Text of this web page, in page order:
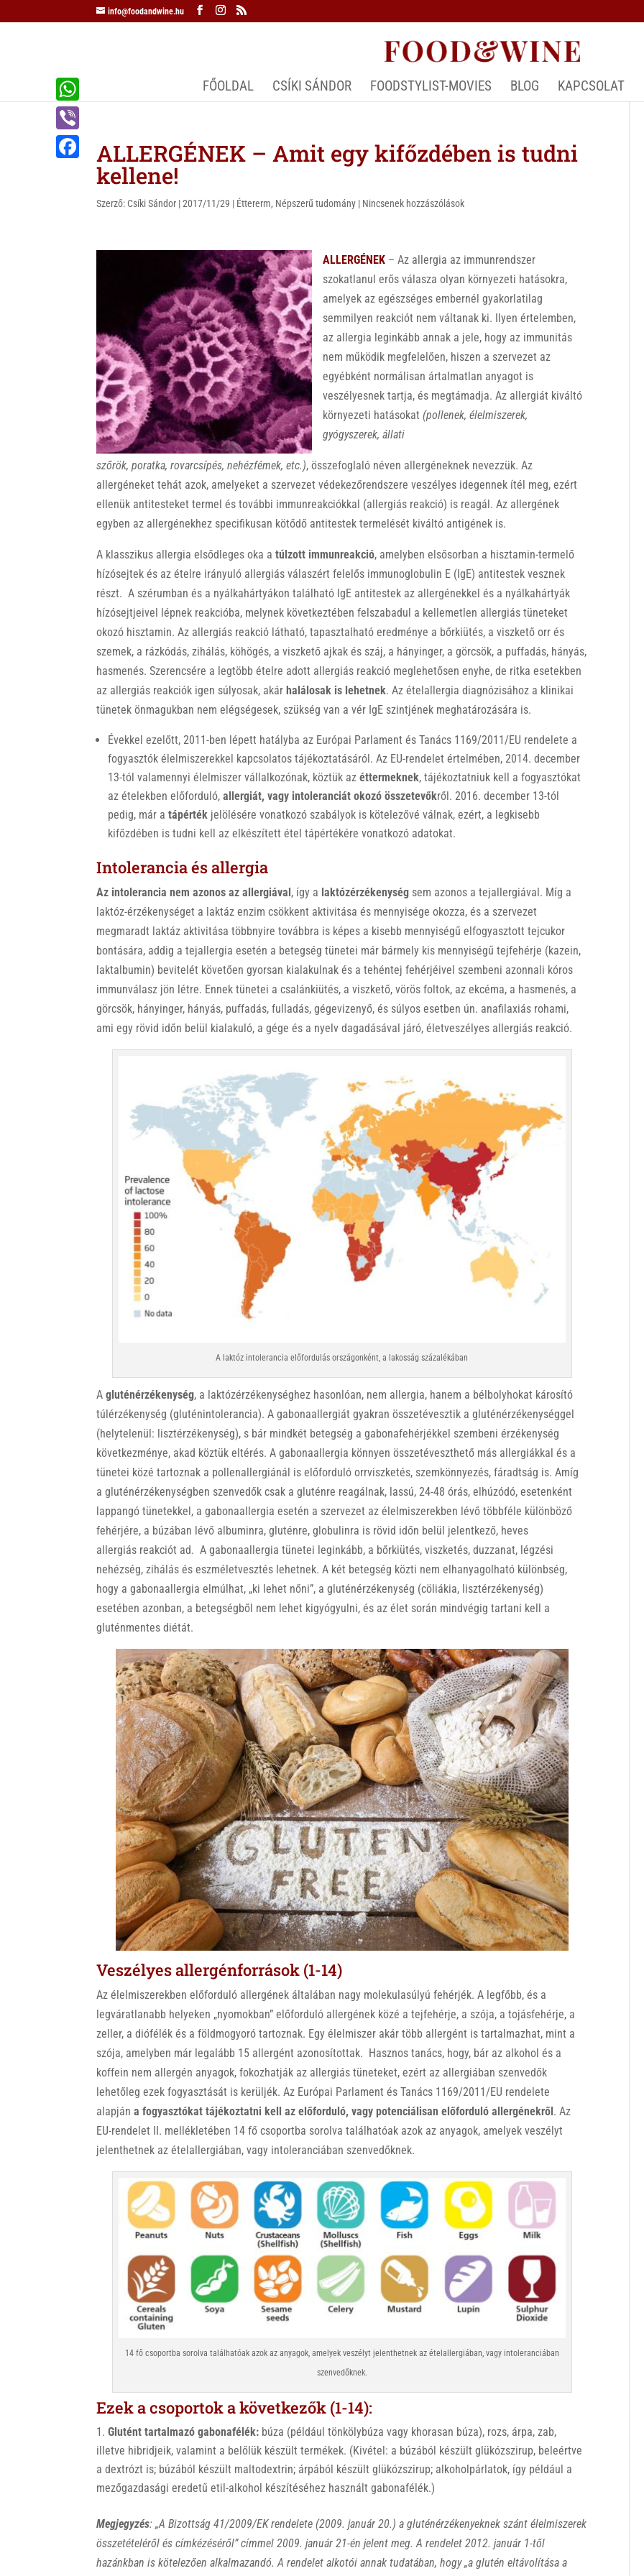
info@foodandwine.hu
FŐOLDAL CSÍKI SÁNDOR FOODSTYLIST-MOVIES BLOG KAPCSOLAT
ALLERGÉNEK – Amit egy kifőzdében is tudni
kellene!
Szerző: Csíki Sándor |2017/11/29 | Éttererm, Népszerű tudomány | Nincsenek hozzászólások
ALLERGÉNEK – Az allergia az immunrendszer
szokatlanul erős válasza olyan környezeti hatásokra,
amelyek az egészséges embernél gyakorlatilag
semmilyen reakciót nem váltanak ki. Ilyen értelemben,
az allergia leginkább annak a jele, hogy az immunitás
nem működik megfelelően, hiszen a szervezet az
egyébként normálisan ártalmatlan anyagot is
veszélyesnek tartja, és megtámadja. Az allergiát kiváltó
környezeti hatásokat (pollenek, élelmiszerek,
gyógyszerek, állati
szőrök, poratka, rovarcsípés, nehézfémek, etc.), összefoglaló néven allergéneknek nevezzük. Az
allergéneket tehát azok, amelyeket a szervezet védekezőrendszere veszélyes idegennek ítél meg, ezért
ellenük antitesteket termel és további immunreakciókkal (allergiás reakció) is reagál. Az allergének
egyben az allergénekhez specifikusan kötődő antitestek termelését kiváltó antigének is.
A klasszikus allergia elsődleges oka atúlzott immunreakció, amelyben elsősorban a hisztamin-termelő
hízósejtek és az ételre irányuló allergiás válaszért felelős immunoglobulin E (IgE) antitestek vesznek
részt. A szérumban és a nyálkahártyákon található IgE antitestek az allergénekkel és a nyálkahártyák
hízósejtjeivel lépnek reakcióba, melynek következtében felszabadul a kellemetlen allergiás tüneteket
okozó hisztamin. Az allergiás reakció látható, tapasztalható eredménye a bőrkiütés, a viszkető orr és
szemek, a rázkódás, zihálás, köhögés, a viszkető ajkak és száj, a hányinger, a görcsök, a puffadás, hányás,
hasmenés. Szerencsére a legtöbb ételre adott allergiás reakció meglehetősen enyhe, de ritka esetekben
az allergiás reakciók igen súlyosak, akárhalálosak is lehetnek. Az ételallergia diagnózisához a klinikai
tünetek önmagukban nem elégségesek, szükség van a vér IgE szintjének meghatározására is.
Évekkel ezelőtt, 2011-ben lépett hatályba az Európai Parlament és Tanács 1169/2011/EU rendelete a
fogyasztók élelmiszerekkel kapcsolatos tájékoztatásáról. Az EU-rendelet értelmében, 2014. december
13-tól valamennyi élelmiszer vállalkozónak, köztük azéttermeknek, tájékoztatniuk kell a fogyasztókat
az ételekben előforduló,allergiát, vagy intoleranciát okozó összetevőkről. 2016. december 13-tól
pedig, már atápérték jelölésére vonatkozó szabályok is kötelezővé válnak, ezért, a legkisebb
kifőzdében is tudni kell az elkészített étel tápértékére vonatkozó adatokat.
Intolerancia és allergia
Az intolerancia nem azonos az allergiával, így a laktózérzékenység sem azonos a tejallergiával. Míg a
laktóz-érzékenységet a laktáz enzim csökkent aktivitása és mennyisége okozza, és a szervezet
megmaradt laktáz aktivitása többnyire továbbra is képes a kisebb mennyiségű elfogyasztott tejcukor
bontására, addig a tejallergia esetén a betegség tünetei már bármely kis mennyiségű tejfehérje (kazein,
laktalbumin) bevitelét követően gyorsan kialakulnak és a tehéntej fehérjéivel szembeni azonnali kóros
immunválasz jön létre. Ennek tünetei a csalánkiütés, a viszkető, vörös foltok, az ekcéma, a hasmenés, a
görcsök, hányinger, hányás, puffadás, fulladás, gégevizenyő, és súlyos esetben ún. anafilaxiás rohami,
ami egy rövid időn belül kialakuló, a gége és a nyelv dagadásával járó, életveszélyes allergiás reakció.
A laktóz intolerancia előfordulás országonként, a lakosság százalékában
Agluténérzékenység, a laktózérzékenységhez hasonlóan, nem allergia, hanem a bélbolyhokat károsító
túlérzékenység (gluténintolerancia). A gabonaallergiát gyakran összetévesztik a gluténérzékenységgel
(helytelenül: lisztérzékenység), s bár mindkét betegség a gabonafehérjékkel szembeni érzékenység
következménye, akad köztük eltérés. A gabonaallergia könnyen összetéveszthető más allergiákkal és a
tünetei közé tartoznak a pollenallergiánál is előforduló orrviszketés, szemkönnyezés, fáradtság is. Amíg
a gluténérzékenységben szenvedők csak a gluténre reagálnak, lassú, 24-48 órás, elhúzódó, esetenként
lappangó tünetekkel, a gabonaallergia esetén a szervezet az élelmiszerekben lévő többféle különböző
fehérjére, a búzában lévő albuminra, gluténre, globulinra is rövid időn belül jelentkező, heves
allergiás reakciót ad. A gabonaallergia tünetei leginkább, a bőrkiütés, viszketés, duzzanat, légzési
nehézség, zihálás és eszméletvesztés lehetnek. A két betegség közti nem elhanyagolható különbség,
hogy a gabonaallergia elmúlhat, „ki lehet nőni”, a gluténérzékenység (cöliákia, lisztérzékenység)
esetében azonban, a betegségből nem lehet kigyógyulni, és az élet során mindvégig tartani kell a
gluténmentes diétát.
Veszélyes allergénforrások (1-14)
Az élelmiszerekben előforduló allergének általában nagy molekulasúlyú fehérjék. A legfőbb, és a
legváratlanabb helyeken „nyomokban” előforduló allergének közé a tejfehérje, a szója, a tojásfehérje, a
zeller, a diófélék és a földmogyoró tartoznak. Egy élelmiszer akár több allergént is tartalmazhat, mint a
szója, amelyben már legalább 15 allergént azonosítottak. Hasznos tanács, hogy, bár az alkohol és a
koffein nem allergén anyagok, fokozhatják az allergiás tüneteket, ezért az allergiában szenvedők
lehetőleg ezek fogyasztását is kerüljék. Az Európai Parlament és Tanács 1169/2011/EU rendelete
alapjána fogyasztókat tájékoztatni kell az előforduló, vagy potenciálisan előforduló allergénekről. Az
EU-rendelet II. mellékletében 14 fő csoportba sorolva találhatóak azok az anyagok, amelyek veszélyt
jelenthetnek az ételallergiában, vagy intoleranciában szenvedőknek.
14 fő csoportba sorolva találhatóak azok az anyagok, amelyek veszélyt jelenthetnek az ételallergiában, vagy intoleranciában
szenvedőknek.
Ezek a csoportok a következők (1-14):
Glutént tartalmazó gabonafélék: búza (például tönkölybúza vagy khorasan búza), rozs, árpa, zab,
illetve hibridjeik, valamint a belőlük készült termékek. (Kivétel: a búzából készült glükózszirup, beleértve
a dextrózt is; búzából készült maltodextrin; árpából készült glükózszirup; alkoholpárlatok, így például a
mezőgazdasági eredetű etil-alkohol készítéséhez használt gabonafélék.)
Megjegyzés: „A Bizottság 41/2009/EK rendelete (2009. január 20.) a gluténérzékenyeknek szánt élelmiszerek
összetételéről és címkézéséről” címmel 2009. január 21-én jelent meg. A rendelet 2012. január 1-től
hazánkban is kötelezően alkalmazandó. A rendelet alkotói annak tudatában, hogy „a glutén eltávolítása a
W
h
a
V